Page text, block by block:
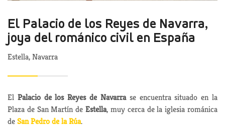
El Palacio de los Reyes de Navarra,
joya del románico civil en España
Estella, Navarra
El Palacio de los Reyes de Navarrase encuentra situado en la
Plaza de San Martín deEstella, muy cerca de la iglesia románica
deSan Pedro de la Rúa.